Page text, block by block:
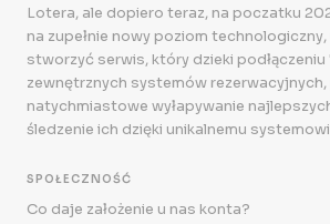
Lotera, ale dopiero teraz, na poczatku
na zupełnie nowy poziom technologiczny,
stworzyć serwis, który dzieki podłączeniu
zewnętrznych systemów rezerwacyjnych,
natychmiastowe wyłapywanie
śledzenie ich dzięki unikalnemu
SPOŁECZNOŚĆ
Co daje założenie u nas konta?